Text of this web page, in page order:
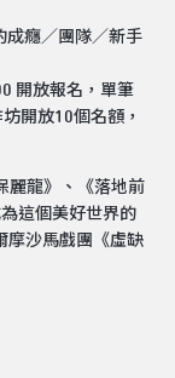
成癮／團隊／新手
開放報名，單筆
開放10個名額，
麗龍》、《落地前
這個美好世界的
摩沙馬戲團《虛缺